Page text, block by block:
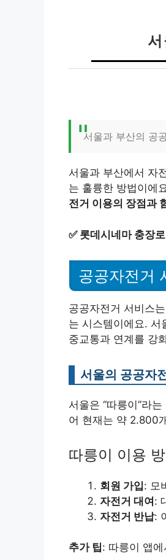
서울과 부산의 공
서울과 부산에서 자
는 훌륭한 방법이에
전거 이용의 장점과
✅ 롯데시네마 충장
공공자전거
공공자전거 서비스
는 시스템이에요. 서
중교통과 연계를 강
서울의 공공자
서울은 “따릉이”라
어 현재는 약 2.800
따릉이 이용
회원 가입: 모
자전거 대여:
자전거 반납:
추가 팁: 따릉이 앱